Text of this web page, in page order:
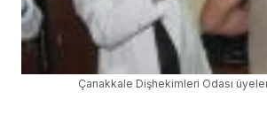
Çanakkale Dişhekimleri Odası